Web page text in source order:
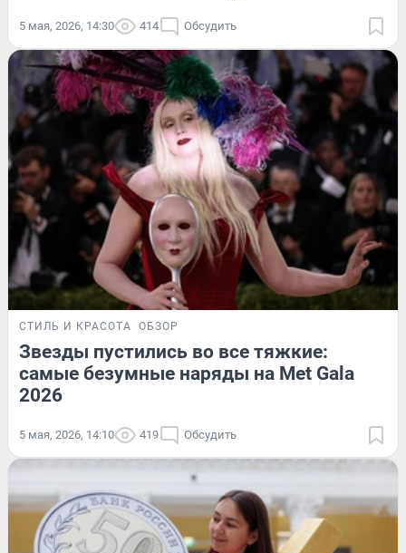
5 мая, 2026, 14:30 414 Обсудить
СТИЛЬ И КРАСОТА ОБЗОР
Звезды пустились во все тяжкие:
самые безумные наряды на Met Gala
2026
5 мая, 2026, 14:10 419 Обсудить